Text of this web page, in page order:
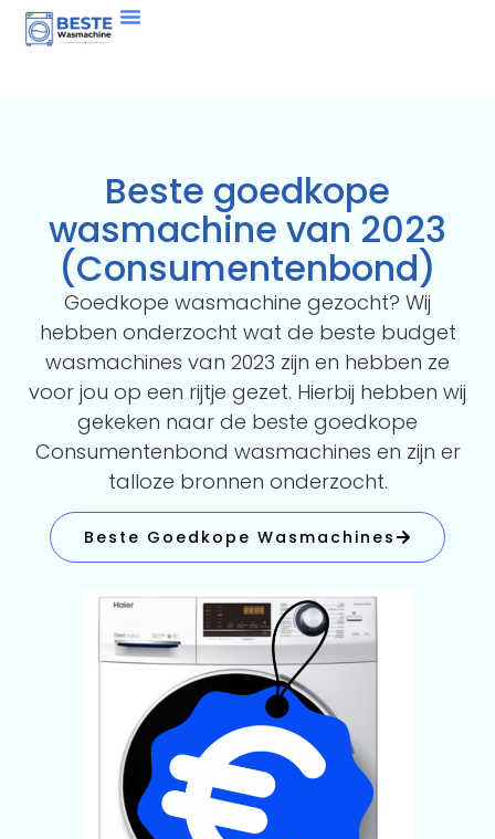
Beste goedkope
wasmachine van 2023
(Consumentenbond)
Goedkope wasmachine gezocht? Wij
hebben onderzocht wat de beste budget
wasmachines van 2023 zijn en hebben ze
voor jou op een rijtje gezet. Hierbij hebben wij
gekeken naar de beste goedkope
Consumentenbond wasmachines en zijn er
talloze bronnen onderzocht.
Beste Goedkope Wasmachines